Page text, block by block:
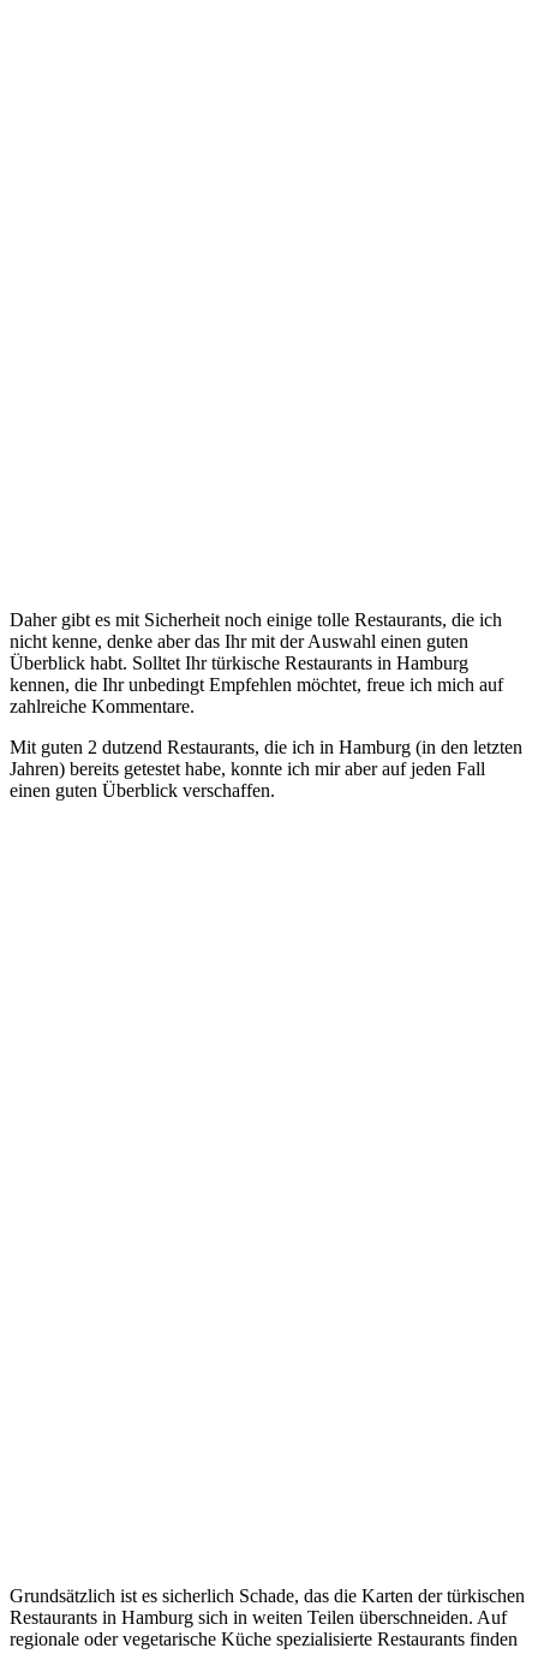
Daher gibt es mit Sicherheit noch einige tolle Restaurants, die ich
nicht kenne, denke aber das Ihr mit der Auswahl einen guten
Überblick habt. Solltet Ihr türkische Restaurants in Hamburg
kennen, die Ihr unbedingt Empfehlen möchtet, freue ich mich auf
zahlreiche Kommentare.
Mit guten 2 dutzend Restaurants, die ich in Hamburg (in den letzten
Jahren) bereits getestet habe, konnte ich mir aber auf jeden Fall
einen guten Überblick verschaffen.
Grundsätzlich ist es sicherlich Schade, das die Karten der türkischen
Restaurants in Hamburg sich in weiten Teilen überschneiden. Auf
regionale oder vegetarische Küche spezialisierte Restaurants finden